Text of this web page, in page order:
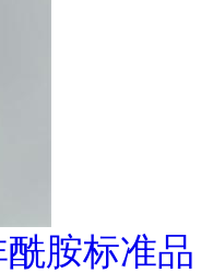
胺标准品